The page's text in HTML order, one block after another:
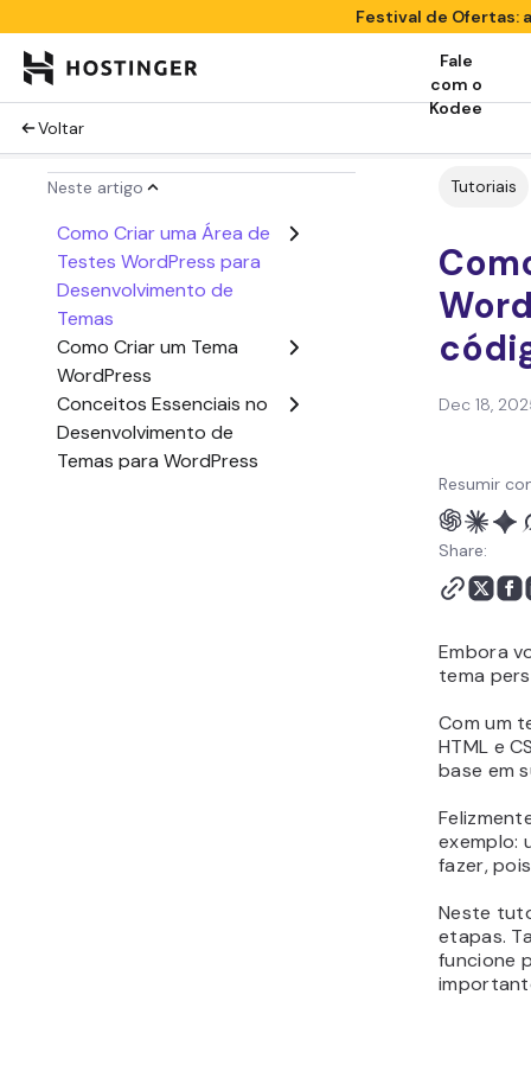
Festival de Ofertas:
Fale
com o
Kodee
Voltar
Neste artigo
Como Criar uma Área de
Testes WordPress para
Desenvolvimento de
Temas
Como Criar um Tema
WordPress
Conceitos Essenciais no
Desenvolvimento de
Temas para WordPress
Tutoriais
Dec 18,
Resumir
Share:
Embora
tema
Com um
HTML e
base em
exemplo:
fazer,
Neste
etapas.
funcione